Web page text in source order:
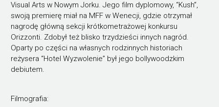
Visual Arts w Nowym Jorku. Jego film dyplomowy, “Kush”,
swoją premierę miał na MFF w Wenecji, gdzie otrzymał
nagrodę główną sekcji krótkometrażowej konkursu
Orizzonti. Zdobył też blisko trzydzieści innych nagród.
Oparty po części na własnych rodzinnych historiach
reżysera “Hotel Wyzwolenie” był jego bollywoodzkim
debiutem.
Filmografia: